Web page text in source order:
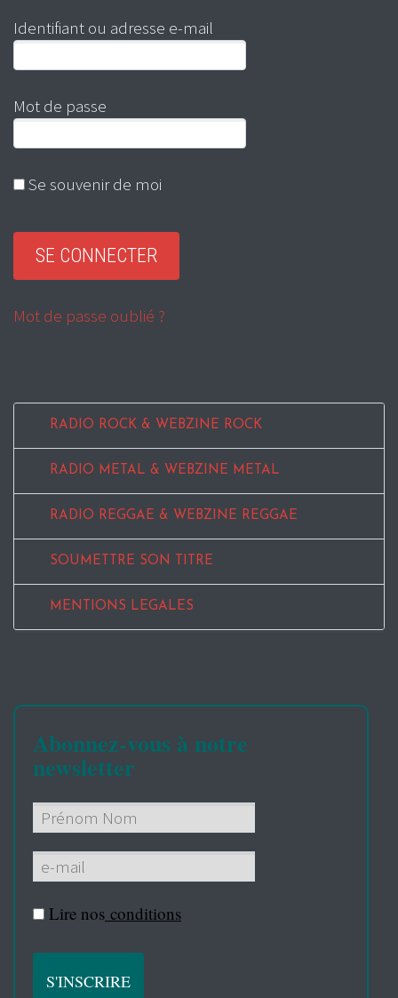
Identifiant ou adresse e-mail
Mot de passe
Se souvenir de moi
Mot de passe oublié ?
RADIO ROCK & WEBZINE ROCK
RADIO METAL & WEBZINE METAL
RADIO REGGAE & WEBZINE REGGAE
SOUMETTRE SON TITRE
MENTIONS LEGALES
Abonnez-vous à notre
newsletter
Lire nos conditions